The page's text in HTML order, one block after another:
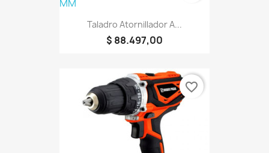
Taladro Atornillador A...
$ 88.497,00
favorite_border